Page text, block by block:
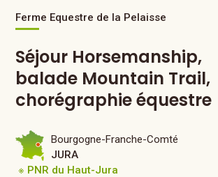
Ferme Equestre de la Pelaisse
Séjour Horsemanship,
balade Mountain Trail,
chorégraphie équestre
Bourgogne-Franche-Comté
JURA
※ PNR du Haut-Jura